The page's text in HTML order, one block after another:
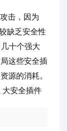
击，因为
缺乏安全性
十个强大
这些安全插
源的消耗。
安全插件